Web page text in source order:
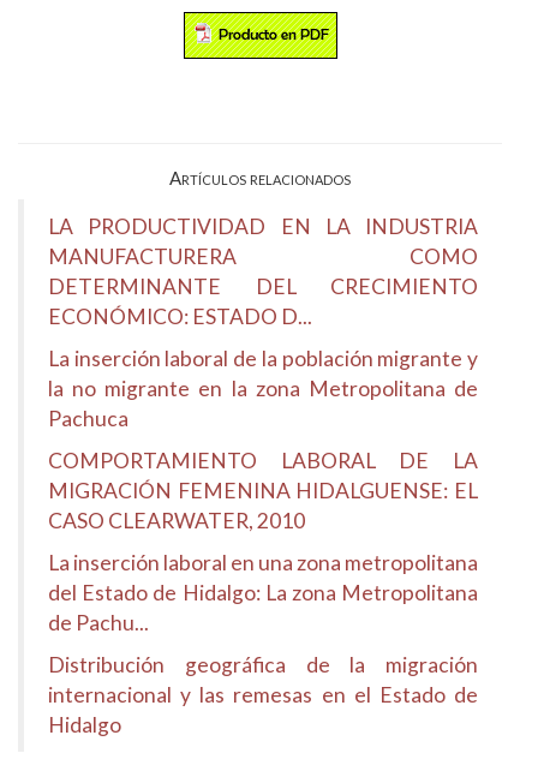
Artículos relacionados
LA PRODUCTIVIDAD EN LA INDUSTRIA
MANUFACTURERA COMO
DETERMINANTE DEL CRECIMIENTO
ECONÓMICO: ESTADO D...
La inserción laboral de la población migrante y
la no migrante en la zona Metropolitana de
Pachuca
COMPORTAMIENTO LABORAL DE LA
MIGRACIÓN FEMENINA HIDALGUENSE: EL
CASO CLEARWATER, 2010
La inserción laboral en una zona metropolitana
del Estado de Hidalgo: La zona Metropolitana
de Pachu...
Distribución geográfica de la migración
internacional y las remesas en el Estado de
Hidalgo